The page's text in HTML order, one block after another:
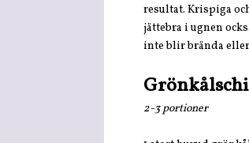
resultat. Krispiga
jättebra i ugnen
inte blir brända
2-3 portioner